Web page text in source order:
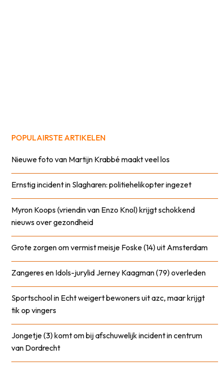
POPULAIRSTE ARTIKELEN
Nieuwe foto van Martijn Krabbé maakt veel los
Ernstig incident in Slagharen: politiehelikopter ingezet
Myron Koops (vriendin van Enzo Knol) krijgt schokkend
nieuws over gezondheid
Grote zorgen om vermist meisje Foske (14) uit Amsterdam
Zangeres en Idols-jurylid Jerney Kaagman (79) overleden
Sportschool in Echt weigert bewoners uit azc, maar krijgt
tik op vingers
Jongetje (3) komt om bij afschuwelijk incident in centrum
van Dordrecht